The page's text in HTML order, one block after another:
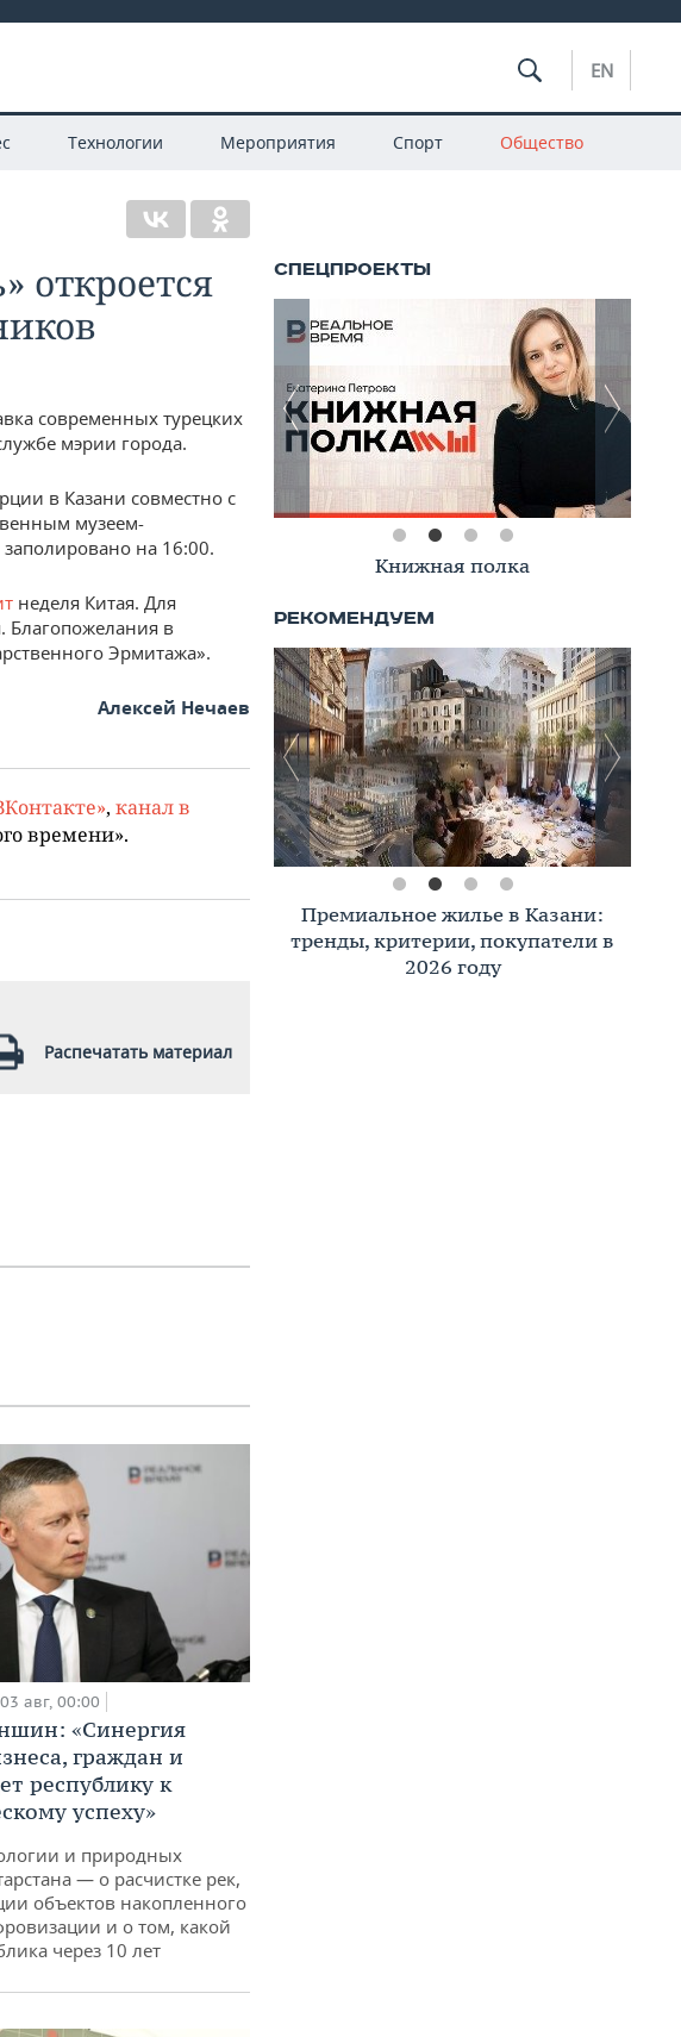
EN
Технологии Мероприятия Спорт Общество
откроется
современных турецких
мэрии города.
в Казани совместно с
музеем-
на 16:00.
неделя Китая. Для
Благопожелания в
Эрмитажа».
Алексей Нечаев
, канал в
времени».
Распечатать материал
03 авг, 00:00
«Синергия
граждан и
республику к
успеху»
и природных
— о расчистке рек,
объектов накопленного
и о том, какой
через 10 лет
Книжная полка
Вклад Татарстана в Победу
Премиальное жилье в Казани:
тренды, критерии, покупатели в
2026 году
Азат Зиганшин: «Синергия
власти, бизнеса, граждан и науки
ведет республику к